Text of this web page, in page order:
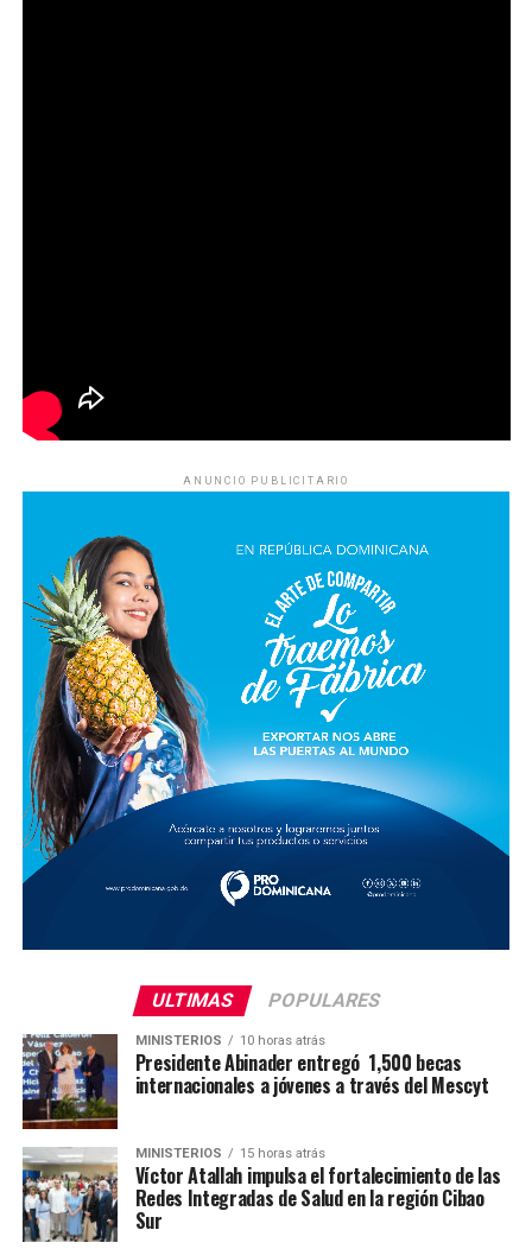
ANUNCIO PUBLICITARIO
ULTIMAS POPULARES
MINISTERIOS 10 horas atrás
Presidente Abinader entregó 1,500 becas
internacionales a jóvenes a través del Mescyt
MINISTERIOS 15 horas atrás
Víctor Atallah impulsa el fortalecimiento de las
Redes Integradas de Salud en la región Cibao
Sur